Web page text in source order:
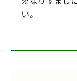
い。